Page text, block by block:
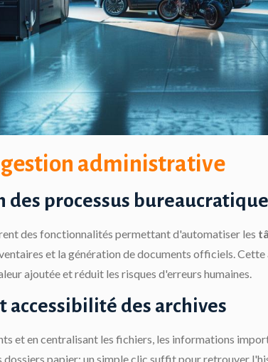
administrative
processus
des fonctionnalités permettant d'automatiser les
et la génération de documents officiels.
ajoutée et réduit les risques d'erreurs humaines.
accessibilité des archives
et en centralisant les fichiers, les informations
dossiers papier; un simple clic suffit pour retrouver